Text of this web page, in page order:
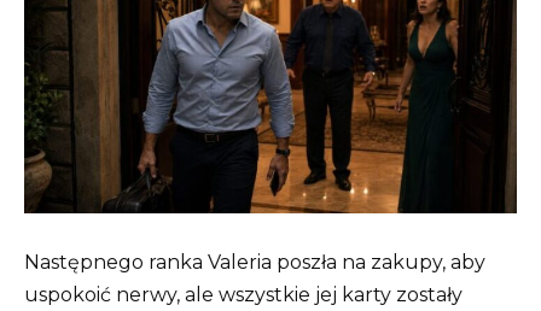
Następnego ranka Valeria poszła na zakupy, aby
uspokoić nerwy, ale wszystkie jej karty zostały